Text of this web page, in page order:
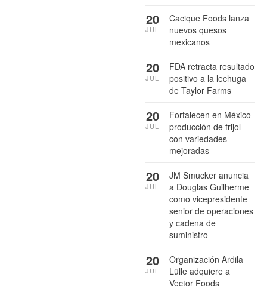
Cacique Foods lanza
nuevos quesos
mexicanos
20
JUL
FDA retracta resultado
positivo a la lechuga
de Taylor Farms
20
JUL
Fortalecen en México
producción de frijol
con variedades
mejoradas
20
JUL
JM Smucker anuncia
a Douglas Guilherme
como vicepresidente
senior de operaciones
y cadena de
suministro
20
JUL
Organización Ardila
Lülle adquiere a
Vector Foods
20
JUL